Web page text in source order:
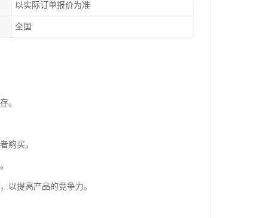
以实际订单报价为准
全国
。
购买。
以提高产品的竞争力。